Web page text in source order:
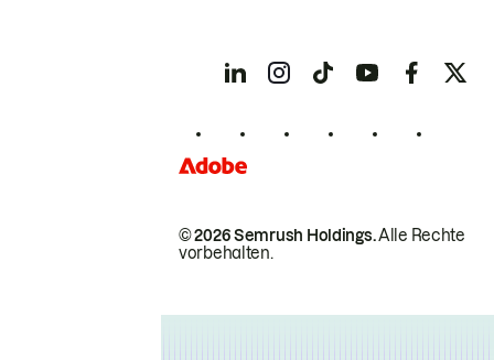
© 2026 Semrush Holdings.Alle Rechte
vorbehalten.